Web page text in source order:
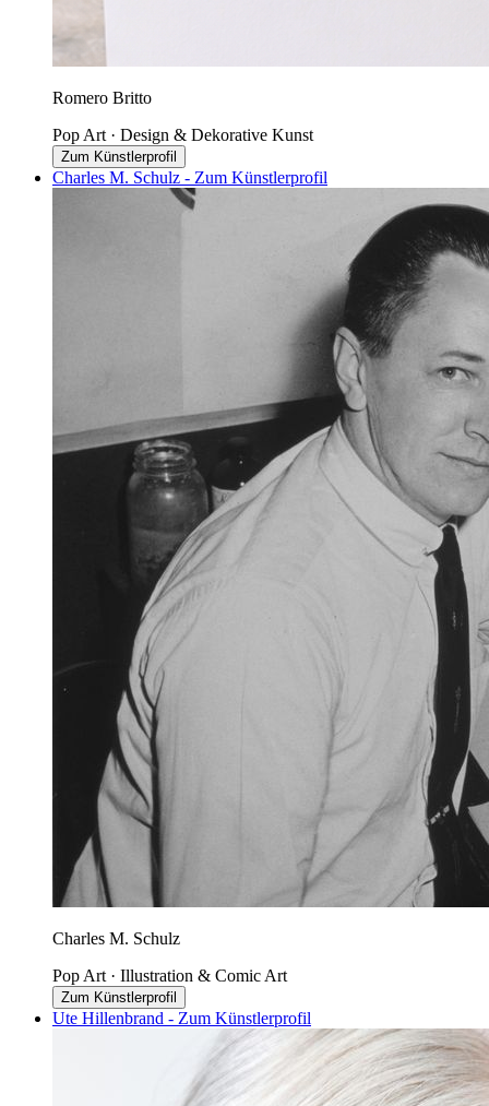
Romero Britto
Pop Art · Design & Dekorative Kunst
Zum Künstlerprofil
Charles M. Schulz - Zum Künstlerprofil
Charles M. Schulz
Pop Art · Illustration & Comic Art
Zum Künstlerprofil
Ute Hillenbrand - Zum Künstlerprofil